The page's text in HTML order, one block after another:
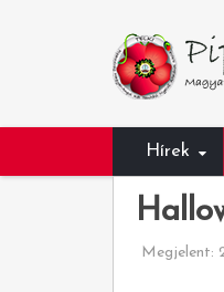
Hírek
Megjelent: